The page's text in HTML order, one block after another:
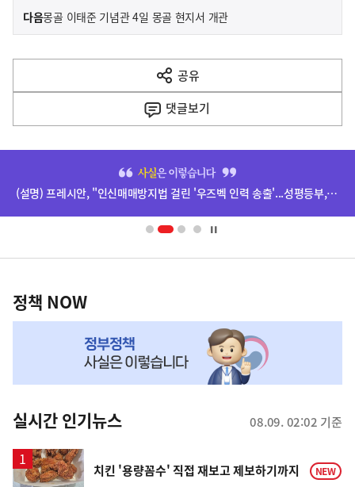
이
전
다
음
다음기
사
몽골 이태준 기념관 4일 몽골 현지서 개관
공유
열
기
댓글보기
배
영
(설명) 프레시안, "인신매매방지법 걸린 '우즈벡 인력 송출'...성평등부,노동·법무부에 개선 요청" 관련
책
NOW,
뉴
스
정책 NOW
실시간 인기뉴스 08.09. 02:02 기준
치킨 '용량꼼수' 직접 재보고 제보하기까지 NEW